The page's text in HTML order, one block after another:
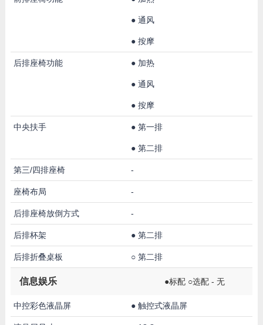
● 通风
● 按摩
后排座椅功能 ● 加热
● 通风
● 按摩
中央扶手 ● 第一排
● 第二排
第三/四排座椅 -
座椅布局 -
后排座椅放倒方式 -
后排杯架 ● 第二排
后排折叠桌板 ○ 第二排
信息娱乐 ●标配 ○选配 - 无
中控彩色液晶屏 ● 触控式液晶屏